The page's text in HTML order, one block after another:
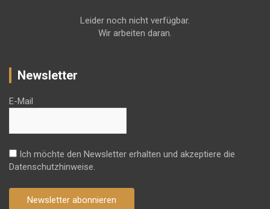
Leider noch nicht verfügbar.
Wir arbeiten daran.
Newsletter
E-Mail
Ich möchte den Newsletter erhalten und akzeptiere die
Datenschutzhinweise.
Newsletter abonnieren